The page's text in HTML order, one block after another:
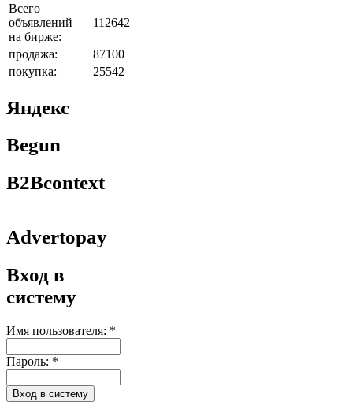
Всего
объявлений
на бирже:
112642
продажа:
87100
покупка:
25542
Яндекс
Begun
B2Bcontext
Advertopay
Вход в
систему
Имя пользователя: *
Пароль: *